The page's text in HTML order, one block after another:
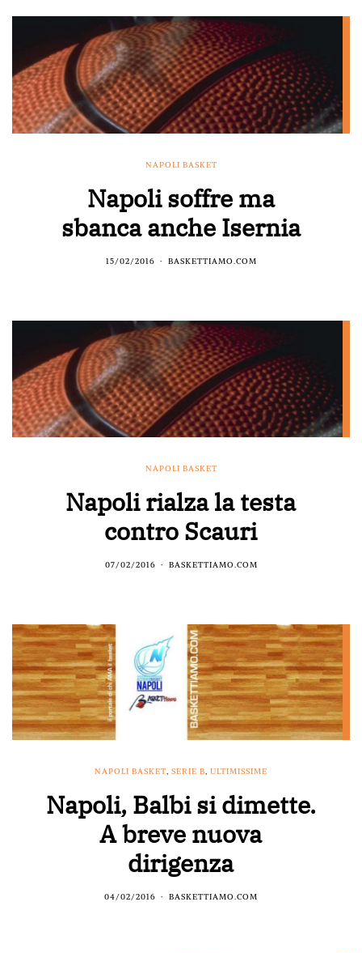
NAPOLI BASKET
Napoli soffre ma
sbanca anche Isernia
15/02/2016 BASKETTIAMO.COM
NAPOLI BASKET
Napoli rialza la testa
contro Scauri
07/02/2016 BASKETTIAMO.COM
NAPOLI BASKET, SERIE B, ULTIMISSIME
Napoli, Balbi si dimette.
A breve nuova
dirigenza
04/02/2016 BASKETTIAMO.COM